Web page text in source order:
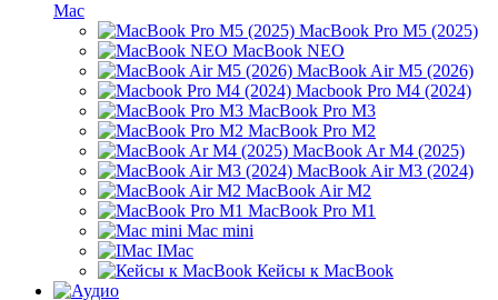
Mac
MacBook Pro M5 (2025)
MacBook NEO
MacBook Air M5 (2026)
Macbook Pro M4 (2024)
MacBook Pro M3
MacBook Pro M2
MacBook Ar M4 (2025)
MacBook Air M3 (2024)
MacBook Air M2
MacBook Pro M1
Mac mini
IMac
Кейсы к MacBook